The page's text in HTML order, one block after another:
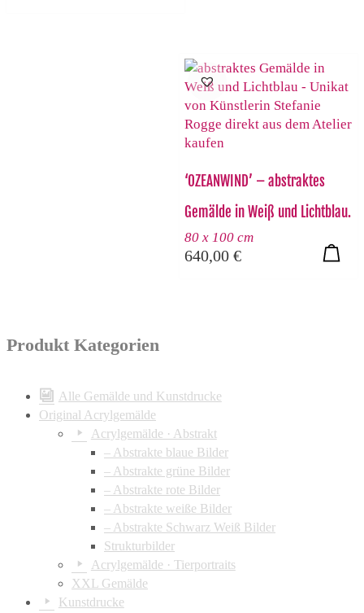
‘OZEANWIND’ – abstraktes
Gemälde in Weiß und Lichtblau.
80 x 100 cm
640,00 €
Produkt Kategorien
Alle Gemälde und Kunstdrucke
Original Acrylgemälde
Acrylgemälde · Abstrakt
– Abstrakte blaue Bilder
– Abstrakte grüne Bilder
– Abstrakte rote Bilder
– Abstrakte weiße Bilder
– Abstrakte Schwarz Weiß Bilder
Strukturbilder
Acrylgemälde · Tierportraits
XXL Gemälde
Kunstdrucke